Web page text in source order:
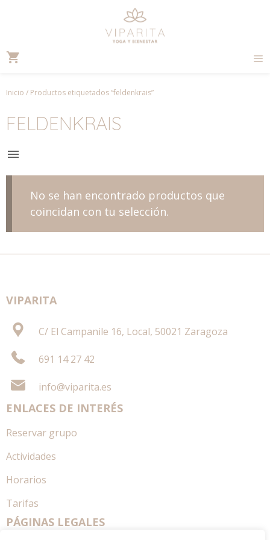
Inicio / Productos etiquetados “feldenkrais”
FELDENKRAIS
No se han encontrado productos que
coincidan con tu selección.
VIPARITA
C/ El Campanile 16, Local, 50021 Zaragoza
691 14 27 42
info@viparita.es
ENLACES DE INTERÉS
Reservar grupo
Actividades
Horarios
Tarifas
PÁGINAS LEGALES